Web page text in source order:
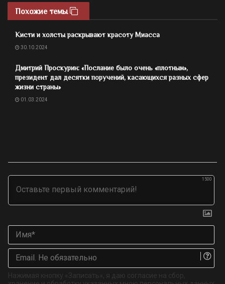
Похожие темы
Кисти и холсты раскрывают красоту Миасса
30.10.2024
Дмитрий Проскурин: «Послание было очень «плотным»,
президент дал десятки поручений, касающихся разных сфер
жизни страны»
01.03.2024
1500
Нажимая кнопку «Записать», я даю согласие на сбор,